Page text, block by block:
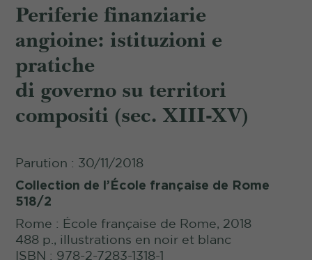
Periferie finanziarie
angioine: istituzioni e
pratiche
di governo su territori
compositi (sec. XIII-XV)
Parution : 30/11/2018
Collection de l’École française de Rome
518/2
Rome : École française de Rome, 2018
488 p., illustrations en noir et blanc
ISBN : 978-2-7283-1318-1